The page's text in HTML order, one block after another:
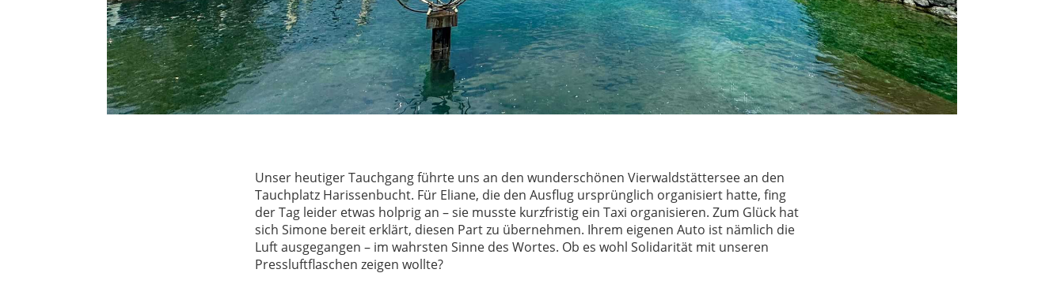
Unser heutiger Tauchgang führte uns an den wunderschönen Vierwaldstättersee an den
Tauchplatz Harissenbucht. Für Eliane, die den Ausflug ursprünglich organisiert hatte, fing
der Tag leider etwas holprig an – sie musste kurzfristig ein Taxi organisieren. Zum Glück hat
sich Simone bereit erklärt, diesen Part zu übernehmen. Ihrem eigenen Auto ist nämlich die
Luft ausgegangen – im wahrsten Sinne des Wortes. Ob es wohl Solidarität mit unseren
Pressluftflaschen zeigen wollte?